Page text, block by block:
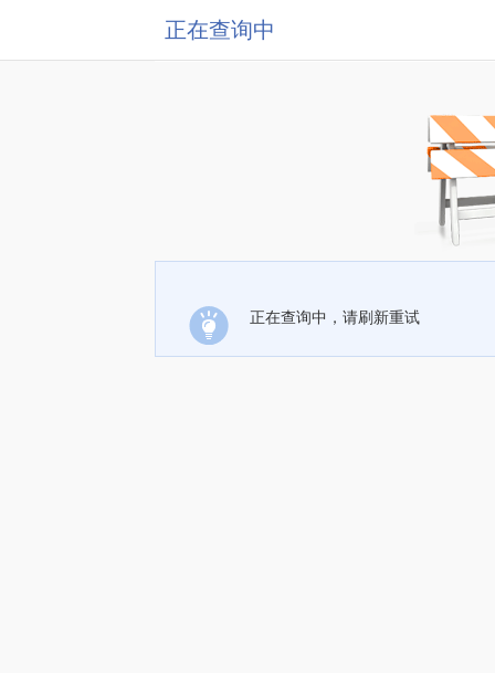
正在查询中
正在查询中，请刷新重试